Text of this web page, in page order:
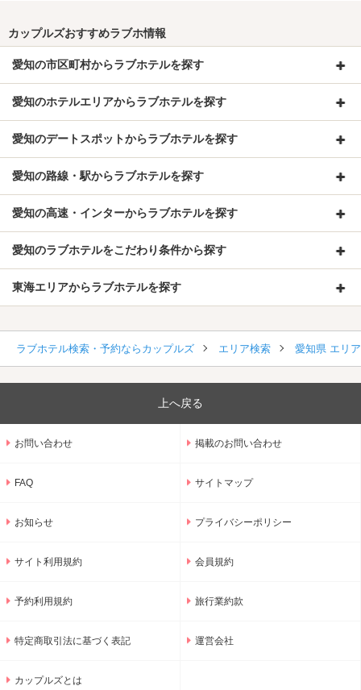
カップルズおすすめラブホ情報
愛知の市区町村からラブホテルを探す
愛知のホテルエリアからラブホテルを探す
愛知のデートスポットからラブホテルを探す
愛知の路線・駅からラブホテルを探す
愛知の高速・インターからラブホテルを探す
愛知のラブホテルをこだわり条件から探す
東海エリアからラブホテルを探す
ラブホテル検索・予約ならカップルズ エリア検索 愛知県 エリ
上へ戻る
お問い合わせ 掲載のお問い合わせ
FAQ サイトマップ
お知らせ プライバシーポリシー
サイト利用規約 会員規約
予約利用規約 旅行業約款
特定商取引法に基づく表記 運営会社
カップルズとは